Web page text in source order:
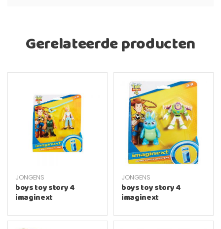
Gerelateerde producten
JONGENS
boys toy story 4
imaginext
JONGENS
boys toy story 4
imaginext